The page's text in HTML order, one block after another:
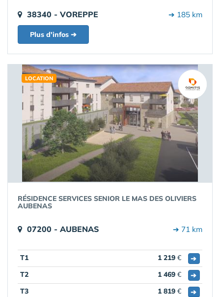
38340 - VOREPPE ➔ 185 km
Plus d'infos ➔
LOCATION
RÉSIDENCE SERVICES SENIOR LE MAS DES OLIVIERS
AUBENAS
07200 - AUBENAS ➔ 71 km
T1 1 219 €
➔
T2
1 469 €
➔
T3
1 819 € ➔